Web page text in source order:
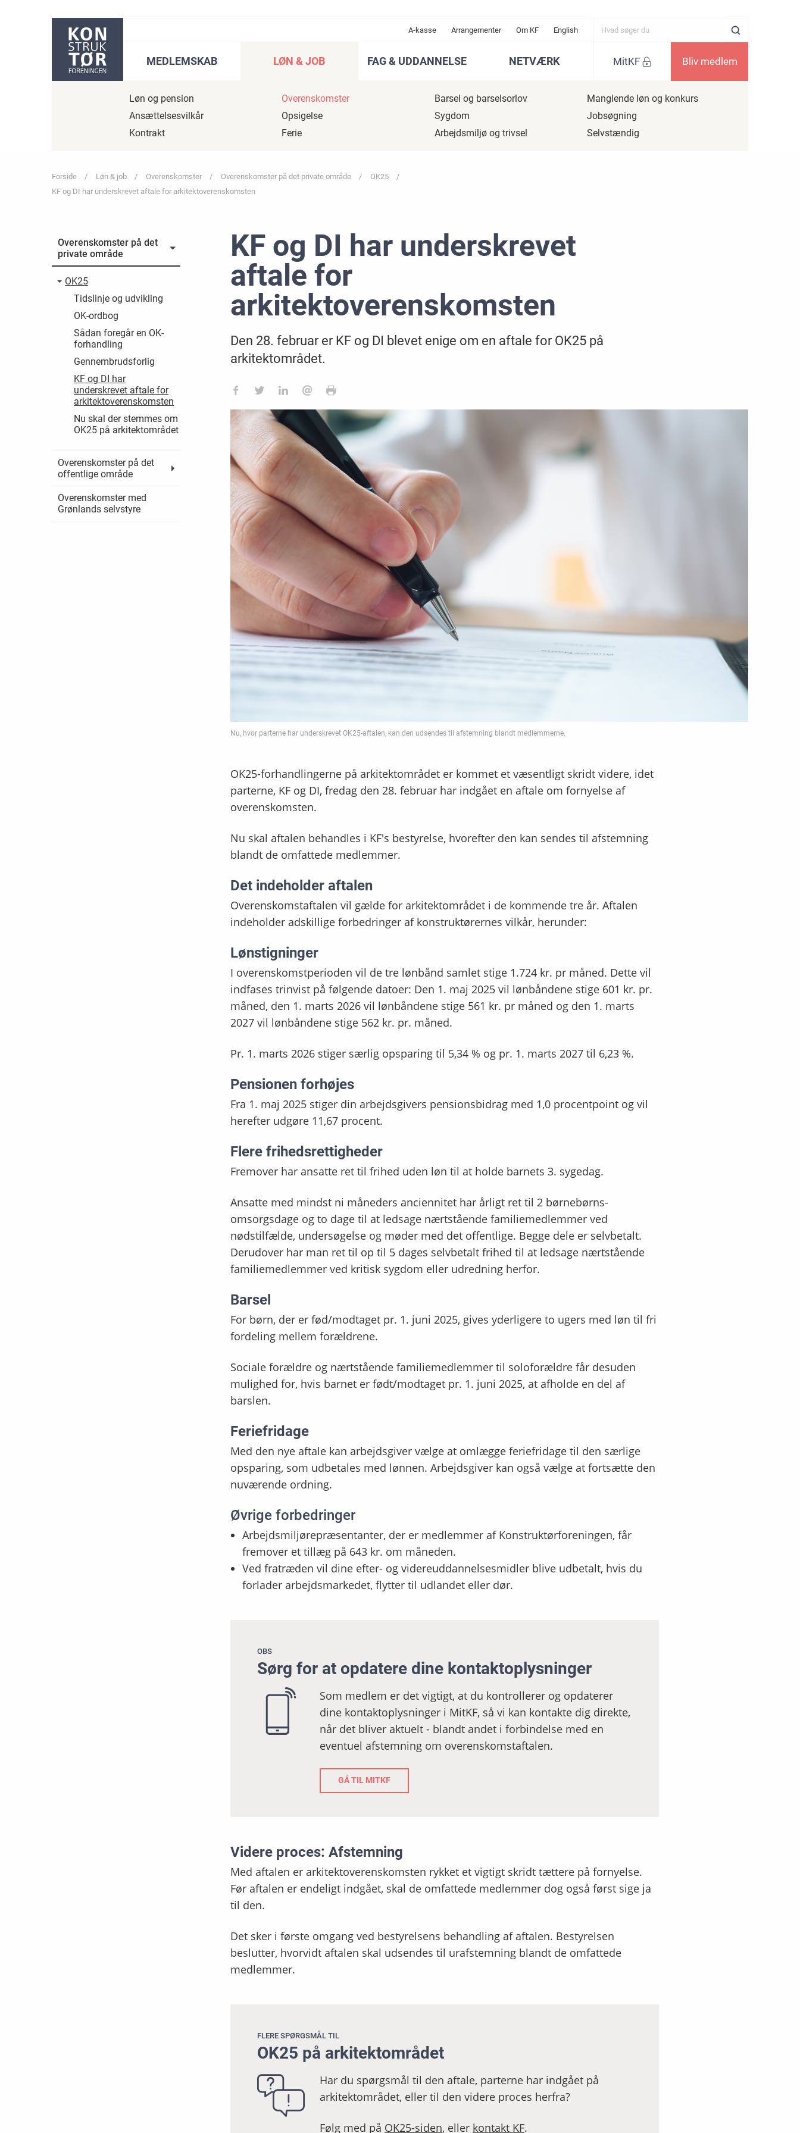
A-kasse Arrangementer Om KF English
MEDLEMSKAB LØN & JOB FAG & UDDANNELSE NETVÆRK MitKF Bliv medlem
Løn og pension
Ansættelsesvilkår
Kontrakt
Overenskomster
Opsigelse
Ferie
Barsel og barselsorlov
Sygdom
Arbejdsmiljø og trivsel
Manglende løn og konkurs
Jobsøgning
Selvstændig
Forside Løn & job Overenskomster Overenskomster på det private område
OK25
KF og DI har underskrevet aftale for arkitektoverenskomsten
Overenskomster på det
private område
OK25
Tidslinje og udvikling
OK-ordbog
Sådan foregår en OK-
forhandling
Gennembrudsforlig
KF og DI har
underskrevet aftale for
arkitektoverenskomsten
Nu skal der stemmes om
OK25 på arkitektområdet
Overenskomster på det
offentlige område
Overenskomster med
Grønlands selvstyre
KF og DI har underskrevet
aftale for
arkitektoverenskomsten
Den 28. februar er KF og DI blevet enige om en aftale for OK25 på
arkitektområdet.
Nu, hvor parterne har underskrevet OK25-aftalen, kan den udsendes til afstemning blandt medlemmerne.
OK25-forhandlingerne på arkitektområdet er kommet et væsentligt skridt videre, idet
parterne, KF og DI, fredag den 28. februar har indgået en aftale om fornyelse af
overenskomsten.
Nu skal aftalen behandles i KF's bestyrelse, hvorefter den kan sendes til afstemning
blandt de omfattede medlemmer.
Det indeholder aftalen
Overenskomstaftalen vil gælde for arkitektområdet i de kommende tre år. Aftalen
indeholder adskillige forbedringer af konstruktørernes vilkår, herunder:
Lønstigninger
I overenskomstperioden vil de tre lønbånd samlet stige 1.724 kr. pr måned. Dette vil
indfases trinvist på følgende datoer: Den 1. maj 2025 vil lønbåndene stige 601 kr. pr.
måned, den 1. marts 2026 vil lønbåndene stige 561 kr. pr måned og den 1. marts
2027 vil lønbåndene stige 562 kr. pr. måned.
Pr. 1. marts 2026 stiger særlig opsparing til 5,34 % og pr. 1. marts 2027 til 6,23 %.
Pensionen forhøjes
Fra 1. maj 2025 stiger din arbejdsgivers pensionsbidrag med 1,0 procentpoint og vil
herefter udgøre 11,67 procent.
Flere frihedsrettigheder
Fremover har ansatte ret til frihed uden løn til at holde barnets 3. sygedag.
Ansatte med mindst ni måneders anciennitet har årligt ret til 2 børnebørns-
omsorgsdage og to dage til at ledsage nærtstående familiemedlemmer ved
nødstilfælde, undersøgelse og møder med det offentlige. Begge dele er selvbetalt.
Derudover har man ret til op til 5 dages selvbetalt frihed til at ledsage nærtstående
familiemedlemmer ved kritisk sygdom eller udredning herfor.
Barsel
For børn, der er fød/modtaget pr. 1. juni 2025, gives yderligere to ugers med løn til fri
fordeling mellem forældrene.
Sociale forældre og nærtstående familiemedlemmer til soloforældre får desuden
mulighed for, hvis barnet er født/modtaget pr. 1. juni 2025, at afholde en del af
barslen.
Feriefridage
Med den nye aftale kan arbejdsgiver vælge at omlægge feriefridage til den særlige
opsparing, som udbetales med lønnen. Arbejdsgiver kan også vælge at fortsætte den
nuværende ordning.
Øvrige forbedringer
Arbejdsmiljørepræsentanter, der er medlemmer af Konstruktørforeningen, får
fremover et tillæg på 643 kr. om måneden.
Ved fratræden vil dine efter- og videreuddannelsesmidler blive udbetalt, hvis du
forlader arbejdsmarkedet, flytter til udlandet eller dør.
OBS
Sørg for at opdatere dine kontaktoplysninger
Som medlem er det vigtigt, at du kontrollerer og opdaterer
dine kontaktoplysninger i MitKF, så vi kan kontakte dig direkte,
når det bliver aktuelt - blandt andet i forbindelse med en
eventuel afstemning om overenskomstaftalen.
GÅ TIL MITKF
Videre proces: Afstemning
Med aftalen er arkitektoverenskomsten rykket et vigtigt skridt tættere på fornyelse.
Før aftalen er endeligt indgået, skal de omfattede medlemmer dog også først sige ja
til den.
Det sker i første omgang ved bestyrelsens behandling af aftalen. Bestyrelsen
beslutter, hvorvidt aftalen skal udsendes til urafstemning blandt de omfattede
medlemmer.
FLERE SPØRGSMÅL TIL
OK25 på arkitektområdet
Har du spørgsmål til den aftale, parterne har indgået på
arkitektområdet, eller til den videre proces herfra?
Følg med på OK25-siden, eller kontakt KF.